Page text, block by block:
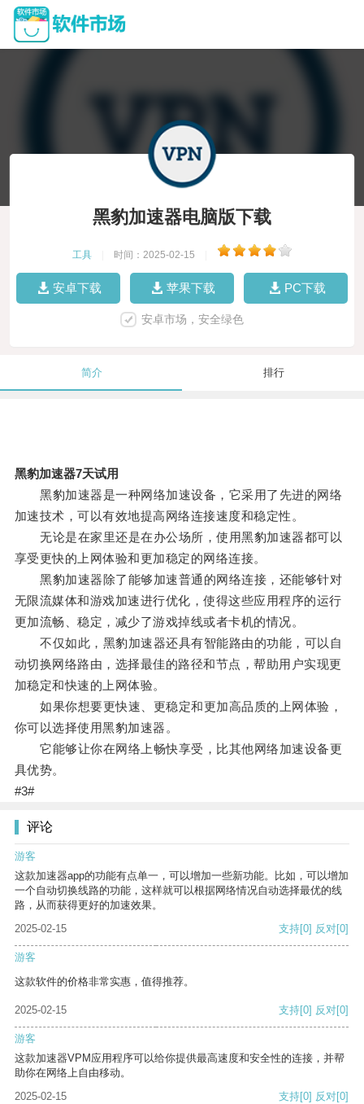
黑豹加速器电脑版下载
工具 时间：2025-02-15
安卓下载 苹果下载 PC下载
安卓市场，安全绿色
简介 排行
黑豹加速器7天试用
黑豹加速器是一种网络加速设备，它采用了先进的网络
加速技术，可以有效地提高网络连接速度和稳定性。
无论是在家里还是在办公场所，使用黑豹加速器都可以
享受更快的上网体验和更加稳定的网络连接。
黑豹加速器除了能够加速普通的网络连接，还能够针对
无限流媒体和游戏加速进行优化，使得这些应用程序的运行
更加流畅、稳定，减少了游戏掉线或者卡机的情况。
不仅如此，黑豹加速器还具有智能路由的功能，可以自
动切换网络路由，选择最佳的路径和节点，帮助用户实现更
加稳定和快速的上网体验。
如果你想要更快速、更稳定和更加高品质的上网体验，
你可以选择使用黑豹加速器。
它能够让你在网络上畅快享受，比其他网络加速设备更
具优势。
#3#
评论
游客
这款加速器app的功能有点单一，可以增加一些新功能。比如，可以增加
一个自动切换线路的功能，这样就可以根据网络情况自动选择最优的线
路，从而获得更好的加速效果。
2025-02-15
支持[0] 反对[0]
游客
这款软件的价格非常实惠，值得推荐。
2025-02-15 支持[0] 反对[0]
游客
这款加速器VPM应用程序可以给你提供最高速度和安全性的连接，并帮
助你在网络上自由移动。
2025-02-15
支持[0] 反对[0]